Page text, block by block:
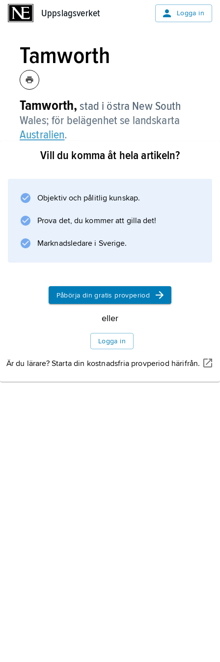
Uppslagsverket Logga in
Tamworth
Tamworth, stad i östra New South
Wales; för belägenhet se landskarta
Australien.
Information om artikeln
Vill du komma åt hela artikeln?
Objektiv och pålitlig kunskap.
Prova det, du kommer att gilla det!
Marknadsledare i Sverige.
Påbörja din gratis provperiod
eller
Logga in
Är du lärare? Starta din kostnadsfria provperiod härifrån.